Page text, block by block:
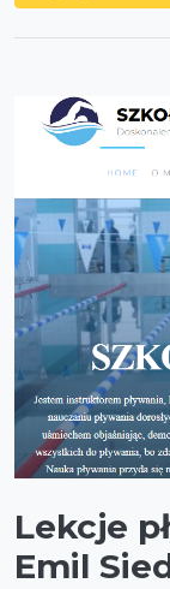
Lekcje
Emil